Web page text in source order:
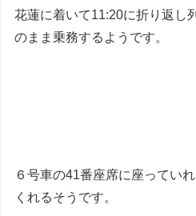
花蓮に着いて11:20に折り返し
のまま乗務するようです。
６号車の41番座席に座ってい
くれるそうです。